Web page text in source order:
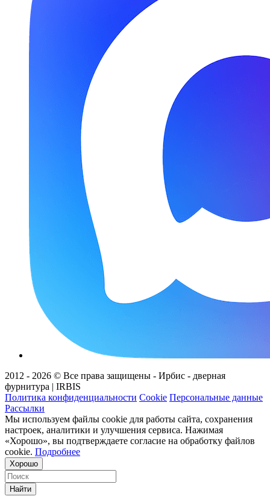
2012 - 2026 © Все права защищены - Ирбис - дверная
фурнитура | IRBIS
Политика конфиденциальности Cookie Персональные данные
Рассылки
Мы используем файлы cookie для работы сайта, сохранения
настроек, аналитики и улучшения сервиса. Нажимая
«Хорошо», вы подтверждаете согласие на обработку файлов
cookie. Подробнее
Хорошо
Найти